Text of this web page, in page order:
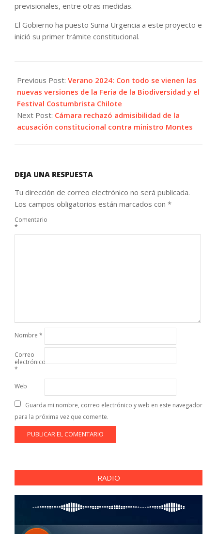
previsionales, entre otras medidas.
El Gobierno ha puesto Suma Urgencia a este proyecto e
inició su primer trámite constitucional.
01-
04
Previous Post: Verano 2024: Con todo se vienen las
nuevas versiones de la Feria de la Biodiversidad y el
Festival Costumbrista Chilote
Next Post: Cámara rechazó admisibilidad de la
acusación constitucional contra ministro Montes
DEJA UNA RESPUESTA
Tu dirección de correo electrónico no será publicada.
Los campos obligatorios están marcados con *
Comentario
*
Nombre *
Correo
electrónico
*
Web
Guarda mi nombre, correo electrónico y web en este navegador
para la próxima vez que comente.
RADIO